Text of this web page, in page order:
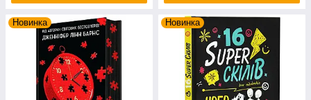
Новинка Новинка